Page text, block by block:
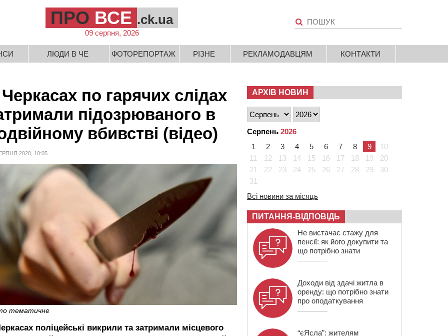
ПРО ВСЕ .ck.ua
09 серпня, 2026
ЛЮДИ В ЧЕ ФОТОРЕПОРТАЖ РІЗНЕ РЕКЛАМОДАВЦЯМ КОНТАКТИ
по гарячих слідах
підозрюваного в
вбивстві (відео)
2020, 10:05
тематичне
поліцейські викрили та затримали місцевого
АРХІВ НОВИН
Серпень 2026
1
2 3 4 5 6 7 8 9
10
11
12 13 14 15 16 17 18 19
20
21
22 23 24 25 26 27 28 29
30
31
Всі новини за місяць
ПИТАННЯ-ВІДПОВІДЬ
Не вистачає стажу для
пенсії: як його докупити та
що потрібно знати
Доходи від здачі житла в
оренду: що потрібно знати
про оподаткування
“єЯсла”: жителям